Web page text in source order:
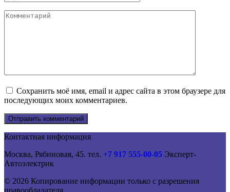
Комментарий
Сохранить моё имя, email и адрес сайта в этом браузере для
последующих моих комментариев.
Контактная информация
Москва, Рябиновая, 45. тел. +7 917 555-00-05 Эксперт-
Автоэлектрик
© 2026 Копирование информации только с разрешения
правообладателя